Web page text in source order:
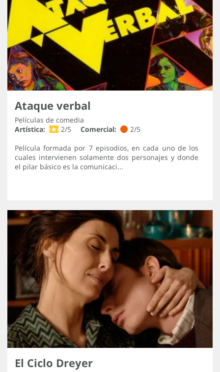
Ataque verbal
Películas de comedia
Artística:
2/5 Comercial:
2/5
Película formada por 7 episodios, en cada uno de los
cuales intervienen solamente dos personajes y donde
el pilar básico es la comunicaci...
El Ciclo Dreyer